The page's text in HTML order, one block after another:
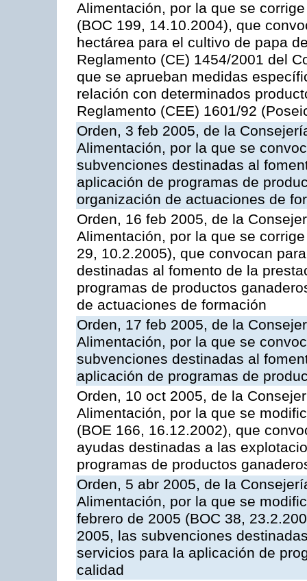
Alimentación, por la que se
(BOC 199, 14.10.2004), que
hectárea para el cultivo de papa
Reglamento (CE) 1454/2001 del
que se aprueban medidas
relación con determinados
Reglamento (CEE) 1601/92
Orden, 3 feb 2005, de la
Alimentación, por la que se
subvenciones destinadas al
aplicación de programas de
organización de actuaciones de
Orden, 16 feb 2005, de la
Alimentación, por la que se
29, 10.2.2005), que convocan
destinadas al fomento de la
programas de productos
de actuaciones de formación
Orden, 17 feb 2005, de la
Alimentación, por la que se
subvenciones destinadas al
aplicación de programas de
Orden, 10 oct 2005, de la
Alimentación, por la que se
(BOE 166, 16.12.2002), que
ayudas destinadas a las
programas de productos
Orden, 5 abr 2005, de la
Alimentación, por la que se
febrero de 2005 (BOC 38,
2005, las subvenciones
servicios para la aplicación de
calidad